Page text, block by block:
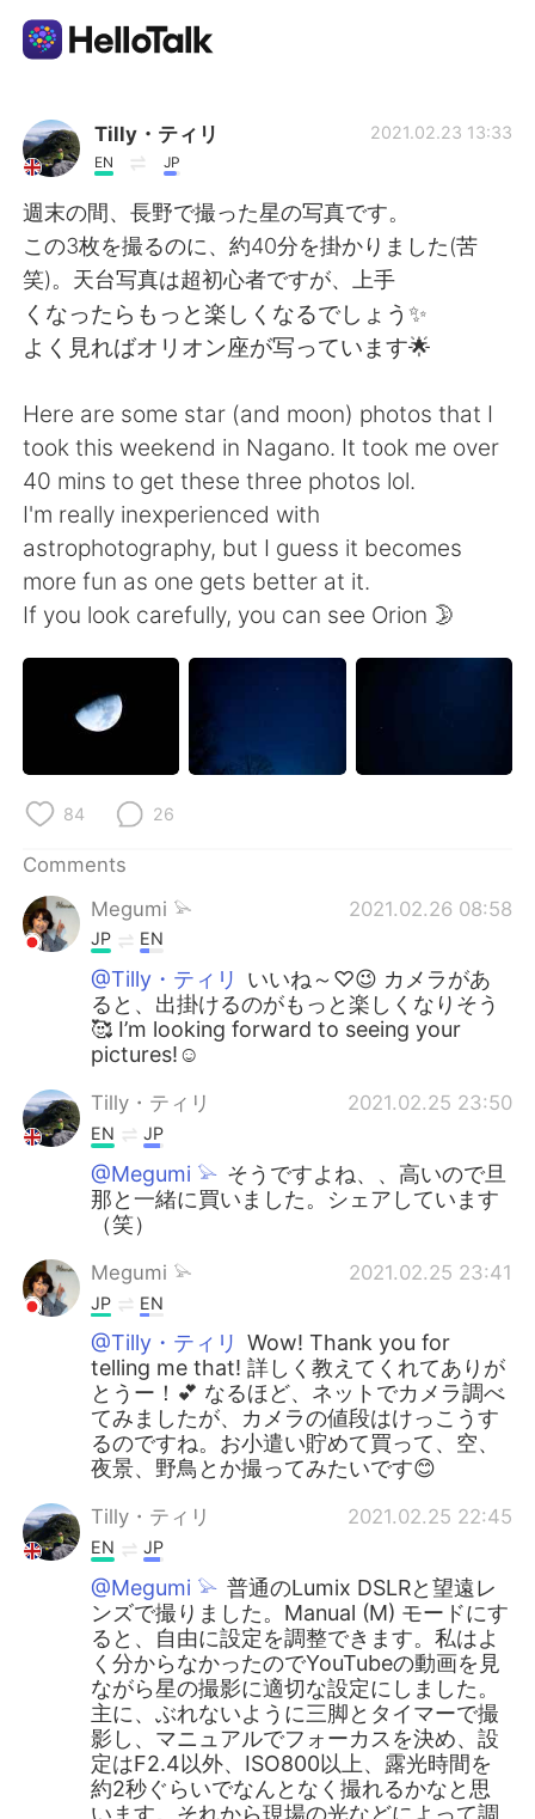
Language Exchange App
AI Grammar Checker
English
简体中文 繁體中文
Español العربية
Français Deutsch
日本語 한국어
Русский
Indonesia Italiano
Türkçe
Português
Tilly・ティリ
EN JP
2021.02.23 13:33
週末の間、長野で撮った星の写真です。
この3枚を撮るのに、約40分を掛かりました(苦
笑)。天台写真は超初心者ですが、上手
くなったらもっと楽しくなるでしょう✨
よく見ればオリオン座が写っています🌟
Here are some star (and moon) photos that I
took this weekend in Nagano. It took me over
40 mins to get these three photos lol.
I'm really inexperienced with
astrophotography, but I guess it becomes
more fun as one gets better at it.
If you look carefully, you can see Orion 🌛
84 26
Comments
Megumi 𓅫
2021.02.26 08:58
JP EN
@Tilly・ティリ
いいね～♡😉 カメラがあ
ると、出掛けるのがもっと楽しくなりそう
🥰 I’m looking forward to seeing your
pictures!☺️
Tilly・ティリ 2021.02.25 23:50
EN JP
@Megumi 𓅫 そうですよね、、高いので旦
那と一緒に買いました。シェアしています
（笑）
Megumi 𓅫 2021.02.25 23:41
JP EN
@Tilly・ティリ Wow! Thank you for
telling me that! 詳しく教えてくれてありが
とうー！💕 なるほど、ネットでカメラ調べ
てみましたが、カメラの値段はけっこうす
るのですね。お小遣い貯めて買って、空、
夜景、野鳥とか撮ってみたいです😊
Tilly・ティリ 2021.02.25 22:45
EN JP
@Megumi 𓅫 普通のLumix DSLRと望遠レ
ンズで撮りました。Manual (M) モードにす
ると、自由に設定を調整できます。私はよ
く分からなかったのでYouTubeの動画を見
ながら星の撮影に適切な設定にしました。
主に、ぶれないように三脚とタイマーで撮
影し、マニュアルでフォーカスを決め、設
定はF2.4以外、ISO800以上、露光時間を
約2秒ぐらいでなんとなく撮れるかなと思
います。それから現場の光などによって調